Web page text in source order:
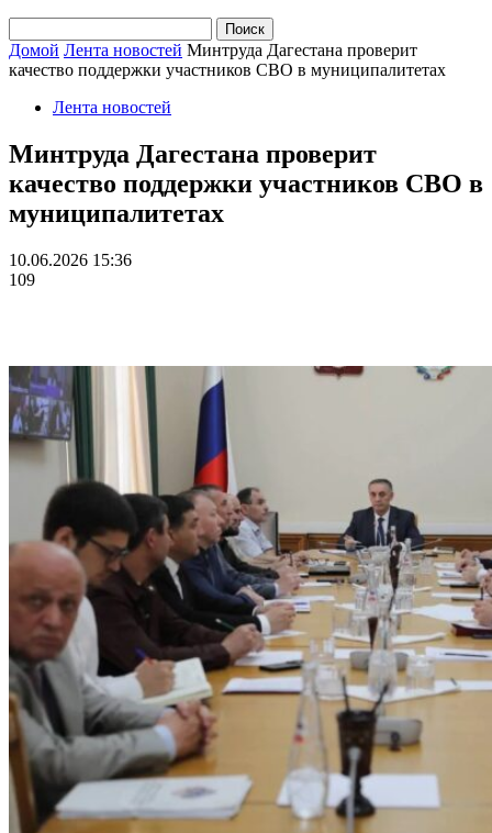
Домой Лента новостей Минтруда Дагестана проверит
качество поддержки участников СВО в муниципалитетах
Лента новостей
Минтруда Дагестана проверит
качество поддержки участников СВО в
муниципалитетах
10.06.2026 15:36
109